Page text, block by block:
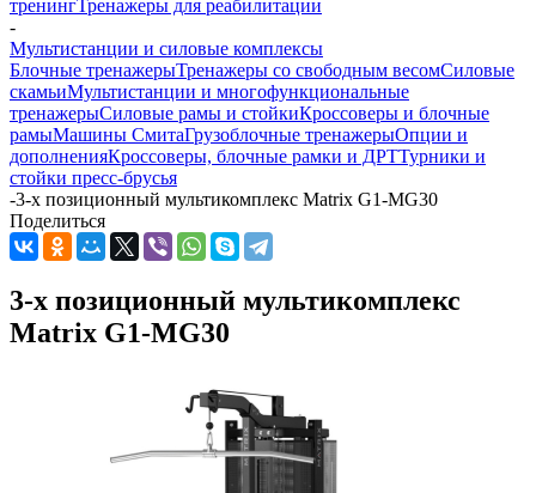
тренингТренажеры для реабилитации
-
Мультистанции и силовые комплексы
Блочные тренажерыТренажеры со свободным весомСиловые
скамьиМультистанции и многофункциональные
тренажерыСиловые рамы и стойкиКроссоверы и блочные
рамыМашины СмитаГрузоблочные тренажерыОпции и
дополненияКроссоверы, блочные рамки и ДРТТурники и
стойки пресс-брусья
-3-х позиционный мультикомплекс Matrix G1-MG30
Поделиться
3-х позиционный мультикомплекс
Matrix G1-MG30